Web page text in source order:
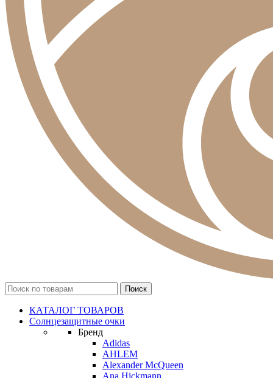
КАТАЛОГ ТОВАРОВ
Солнцезащитные очки
Бренд
Adidas
AHLEM
Alexander McQueen
Ana Hickmann